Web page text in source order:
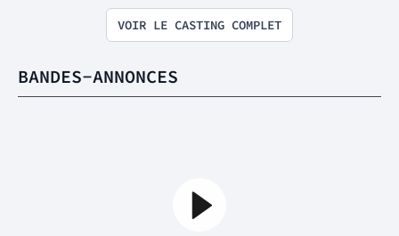
VOIR LE CASTING COMPLET
BANDES-ANNONCES